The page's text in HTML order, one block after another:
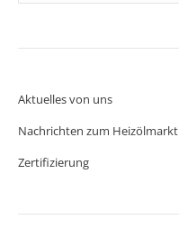
Aktuelles von uns
Nachrichten zum Heizölmarkt
Zertifizierung